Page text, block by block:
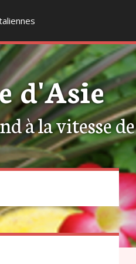
d'Asie
à la vitesse